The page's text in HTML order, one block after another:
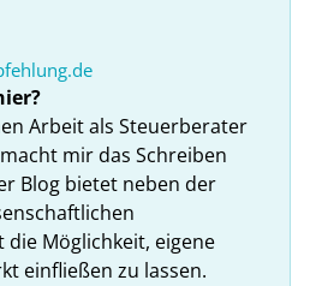
Arbeit als Steuerberater
mir das Schreiben
Blog bietet neben der
Möglichkeit, eigene
einfließen zu lassen.